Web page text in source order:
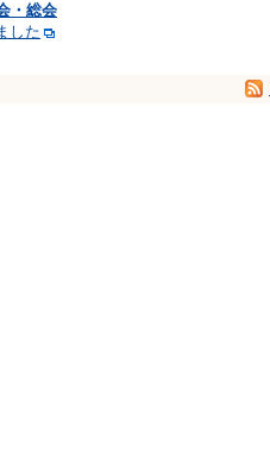
・総会
した